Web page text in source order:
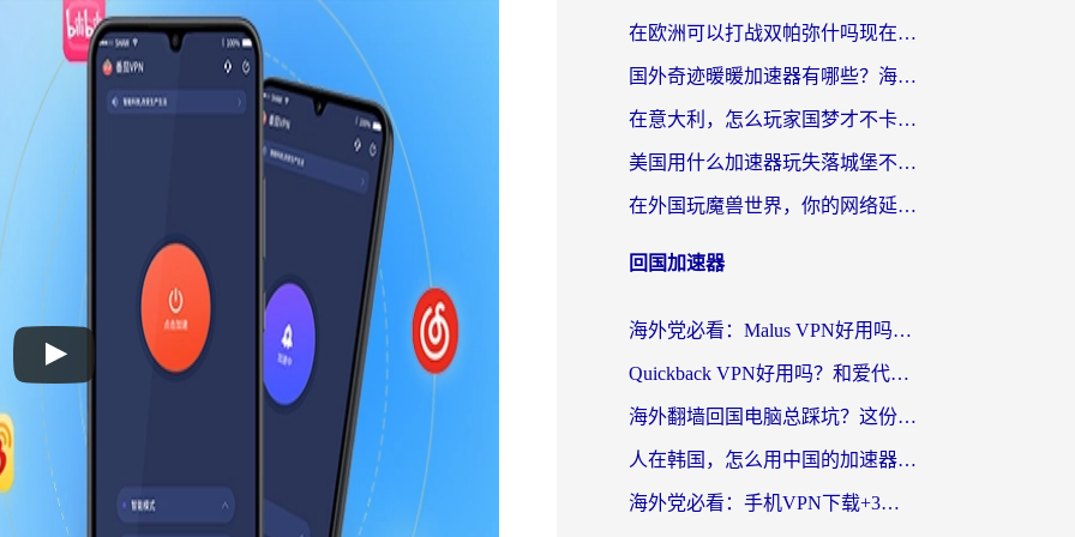
在欧洲可以打战双帕弥什吗现在？跨越延迟墙的实战指南
国外奇迹暖暖加速器有哪些？海外党国服游戏畅玩终极指南（附亲测推荐）
在意大利，怎么玩家国梦才不卡？这份终极加速指南请收好
美国用什么加速器玩失落城堡不卡？海外党亲测有效的国服游戏加速指南
在外国玩魔兽世界，你的网络延迟是最大的敌人
回国加速器
海外党必看：Malus VPN好用吗？和迅猛兔VPN对比哪个回国效果更好？附真实体验与避坑指南
Quickback VPN好用吗？和爱代理VPN对比哪个回国效果更好？
海外翻墙回国电脑总踩坑？这份实测指南帮你选对加速器（附ChickCNinitapMalus对比）
人在韩国，怎么用中国的加速器刷剧打游戏？这份真实体验指南给你答案
海外党必看：手机VPN下载+3步选对回国加速器，无缝刷国内资源不再愁